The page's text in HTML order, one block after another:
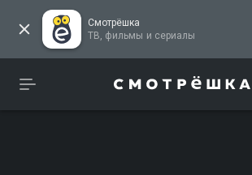
Смотрёшка
ТВ, фильмы и сериалы